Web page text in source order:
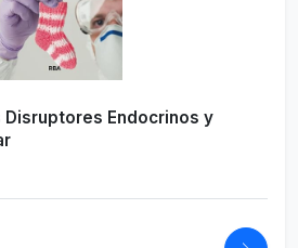
Disruptores Endocrinos y